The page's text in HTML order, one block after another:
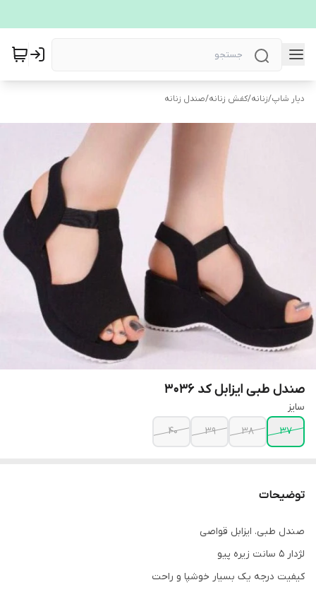
دیار شاپ/زنانه/کفش زنانه/صندل زنانه
صندل طبی ایزابل کد ۳۰۳۶
سایز
37
38
39
40
توضیحات
صندل طبی. ایزابل قواصی
لژدار 5 سانت زیره پیو
کیفیت درجه یک بسیار خوشپا و راحت